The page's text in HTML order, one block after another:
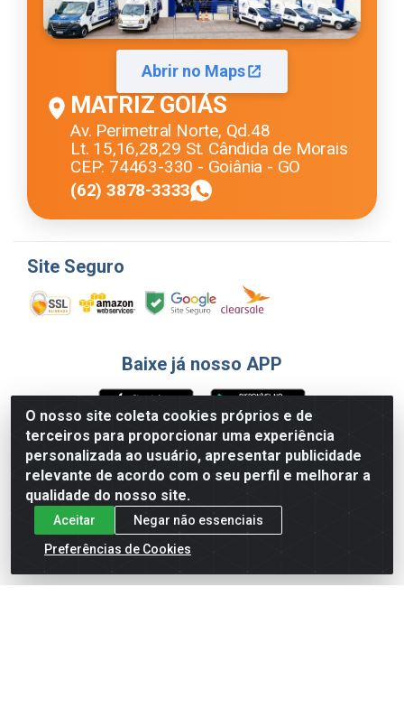
O nosso site coleta cookies próprios e de
terceiros para proporcionar uma experiência
personalizada ao usuário, apresentar publicidade
relevante de acordo com o seu perfil e melhorar a
qualidade do nosso site.
Aceitar
Negar não essenciais
Preferências de Cookies
Abrir no Maps
MATRIZ GOIÁS
Av. Perimetral Norte, Qd.48
Lt. 15,16,28,29 St. Cândida de Morais
CEP: 74463-330 - Goiânia - GO
(62) 3878-3333
Site Seguro
Baixe já nosso APP
Formas de Pagamento